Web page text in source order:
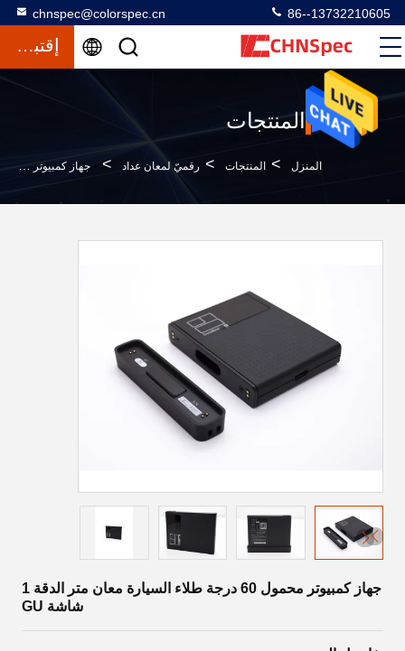
chnspec@colorspec.cn 86--13732210605
إقتباس
المنتجات
المنزل > المنتجات > رقميّ لمعان عداد > جهاز كمبيوتر محمول 60 درجة طلاء السيارة معان متر الدقة 1 شاشة GU
جهاز كمبيوتر محمول 60 درجة طلاء السيارة معان متر الدقة 1
شاشة GU